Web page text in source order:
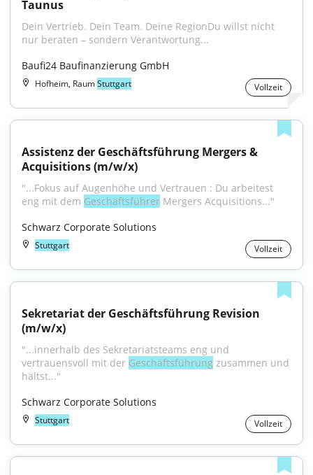
Taunus
Dein Vertrieb. Dein Team. Deine RegionDu willst nicht
nur beraten – sondern Verantwortung...
Baufi24 Baufinanzierung GmbH
Hofheim, RaumStuttgart Vollzeit
Assistenz der Geschäftsführung Mergers &
Acquisitions (m/w/x)
"...Fokus auf Augenhöhe und Vertrauen : Du arbeitest
eng mit dem Geschäftsführer Mergers Acquisitions..."
Schwarz Corporate Solutions
Stuttgart Vollzeit
Sekretariat der Geschäftsführung Revision
(m/w/x)
"...innerhalb des Sekretariatsteams eng und
vertrauensvoll mit der Geschäftsführung zusammen und
hältst..."
Schwarz Corporate Solutions
Stuttgart Vollzeit